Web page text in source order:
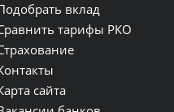
вклад
тарифы РКО
сайта